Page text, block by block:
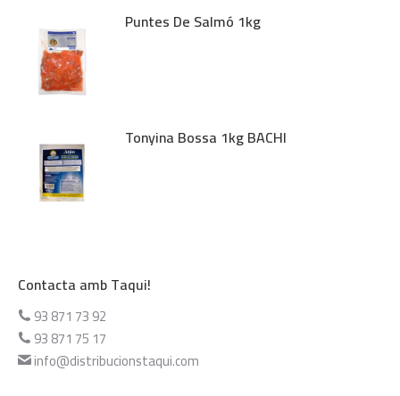
Puntes De Salmó 1kg
Tonyina Bossa 1kg BACHI
Contacta amb Taqui!
93 871 73 92
93 871 75 17
info@distribucionstaqui.com